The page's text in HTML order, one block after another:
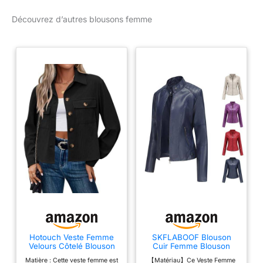
Découvrez d’autres blousons femme
Hotouch Veste Femme
Velours Côtelé Blouson
Matière : Cette veste femme est
SKFLABOOF Blouson
Cuir Femme Blouson
Femme Veste Automne
【Matériau】Ce Veste Femme